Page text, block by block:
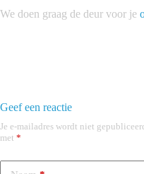
We doen graag de deur voor je
Geef een reactie
Je e-mailadres wordt niet
met *